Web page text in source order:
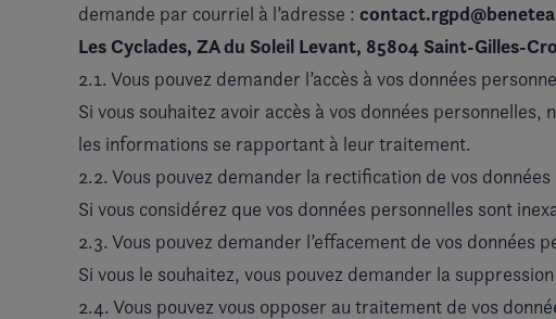
demande par courriel à l’adresse :
Les Cyclades, ZA du Soleil Levant, 85804 Saint-Gilles-
2.1. Vous pouvez demander l’accès à vos données
Si vous souhaitez avoir accès à vos données
les informations se rapportant à leur traitement.
2.2. Vous pouvez demander la rectification de vos
Si vous considérez que vos données personnelles sont
2.3. Vous pouvez demander l’effacement de vos données
Si vous le souhaitez, vous pouvez demander la
2.4. Vous pouvez vous opposer au traitement de vos